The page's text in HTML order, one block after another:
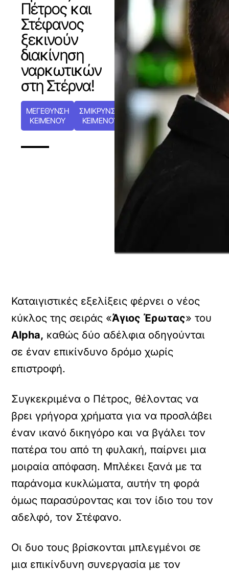
Πέτρος και
Στέφανος
ξεκινούν
διακίνηση
ναρκωτικών
στη Στέρνα!
ΜΕΓΕΘΥΝΣΗ
ΚΕΙΜΕΝΟΥ
ΣΜΙΚΡΥΝΣΗ
ΚΕΙΜΕΝΟΥ
Καταιγιστικές εξελίξεις φέρνει ο νέος
κύκλος της σειράς «Άγιος Έρωτας» του
Alpha, καθώς δύο αδέλφια οδηγούνται
σε έναν επικίνδυνο δρόμο χωρίς
επιστροφή.
Συγκεκριμένα ο Πέτρος, θέλοντας να
βρει γρήγορα χρήματα για να προσλάβει
έναν ικανό δικηγόρο και να βγάλει τον
πατέρα του από τη φυλακή, παίρνει μια
μοιραία απόφαση. Μπλέκει ξανά με τα
παράνομα κυκλώματα, αυτήν τη φορά
όμως παρασύροντας και τον ίδιο του τον
αδελφό, τον Στέφανο.
Οι δυο τους βρίσκονται μπλεγμένοι σε
μια επικίνδυνη συνεργασία με τον